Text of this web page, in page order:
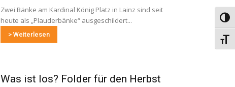
Zwei Bänke am Kardinal König Platz in Lainz sind seit
heute als „Plauderbänke“ ausgeschildert...
> Weiterlesen
Was ist los? Folder für den Herbst